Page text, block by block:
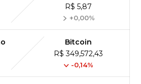
R$ 5,87
+0,00%
Bitcoin
R$ 349,572,43
-0,14%